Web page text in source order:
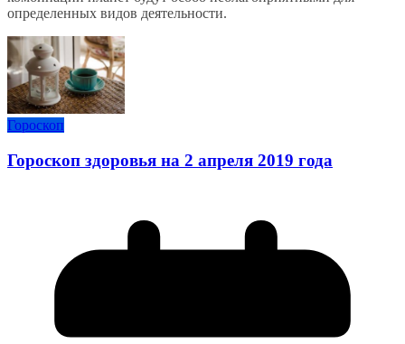
определенных видов деятельности.
Гороскоп
Гороскоп здоровья на 2 апреля 2019 года